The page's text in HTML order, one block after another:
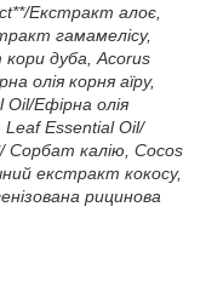
Екстракт алоє,
гамамелісу,
дуба, Acorus
олія корня аїру,
Ефірна олія
Leaf Essential Oil/
Сорбат калію, Cocos
екстракт кокосу,
рицинова